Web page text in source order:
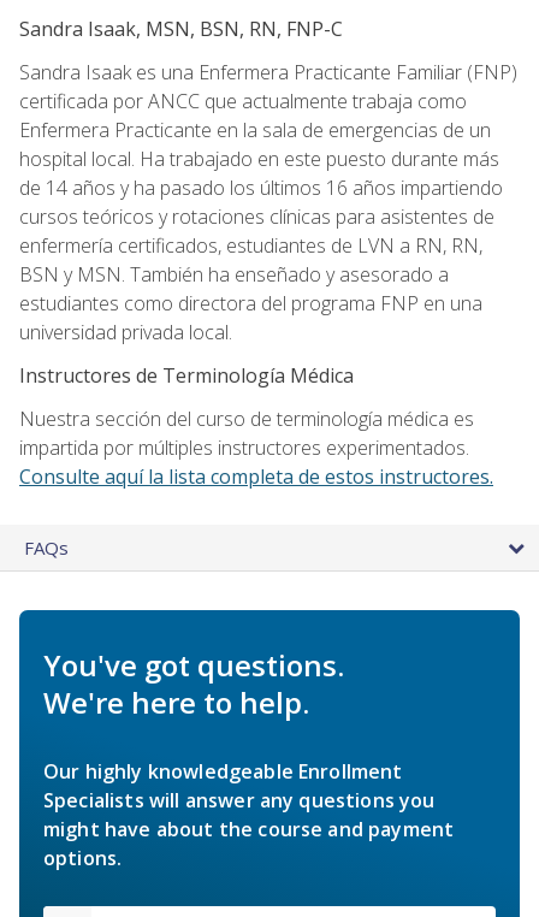
Sandra Isaak, MSN, BSN, RN, FNP-C
Sandra Isaak es una Enfermera Practicante Familiar (FNP)
certificada por ANCC que actualmente trabaja como
Enfermera Practicante en la sala de emergencias de un
hospital local. Ha trabajado en este puesto durante más
de 14 años y ha pasado los últimos 16 años impartiendo
cursos teóricos y rotaciones clínicas para asistentes de
enfermería certificados, estudiantes de LVN a RN, RN,
BSN y MSN. También ha enseñado y asesorado a
estudiantes como directora del programa FNP en una
universidad privada local.
Instructores de Terminología Médica
Nuestra sección del curso de terminología médica es
impartida por múltiples instructores experimentados.
Consulte aquí la lista completa de estos instructores.
FAQs
You've got questions.
We're here to help.
Our highly knowledgeable Enrollment
Specialists will answer any questions you
might have about the course and payment
options.